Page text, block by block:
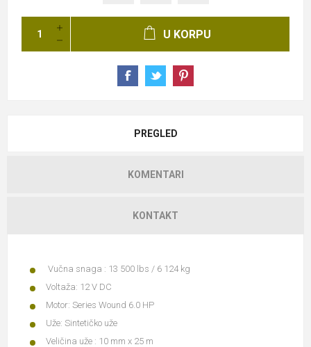
U KORPU
PREGLED
KOMENTARI
KONTAKT
Vučna snaga : 13 500 lbs / 6 124 kg
Voltaža: 12 V DC
Motor: Series Wound 6.0 HP
Uže: Sintetičko uže
Veličina uže : 10 mm x 25 m